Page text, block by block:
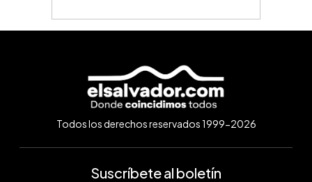
Todos los derechos reservados 1999-2026
Suscríbete al boletín